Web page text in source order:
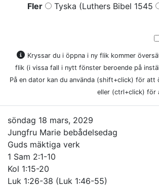
Fler
Tyska (Luthers Bibel 1545
Kryssar du i öppna i ny flik kommer
flik (i vissa fall i nytt fönster beroende på
På en dator kan du använda (shift+click) för
eller (ctrl+click) för
söndag 18 mars, 2029
Jungfru Marie bebådelsedag
Guds mäktiga verk
1 Sam 2:1-10
Kol 1:15-20
Luk 1:26-38 (Luk 1:46-55)